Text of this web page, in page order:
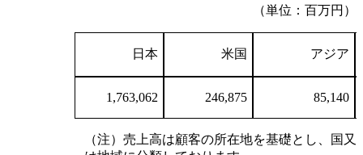
（単位：百万円）
日本 米国 アジア
1,763,062 246,875 85,140
（注）売上高は顧客の所在地を基礎とし、国又